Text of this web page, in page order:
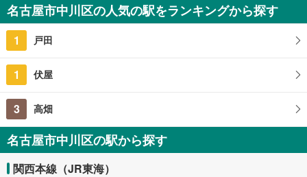
名古屋市中川区の人気の駅をランキングから探す
1 戸田
1 伏屋
3 高畑
名古屋市中川区の駅から探す
関西本線（JR東海）